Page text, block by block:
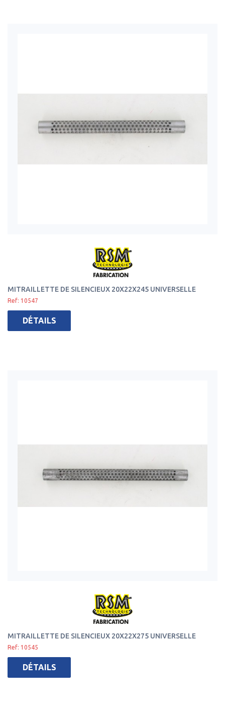
MITRAILLETTE DE SILENCIEUX 20X22X245 UNIVERSELLE
Ref: 10547
DÉTAILS
MITRAILLETTE DE SILENCIEUX 20X22X275 UNIVERSELLE
Ref: 10545
DÉTAILS